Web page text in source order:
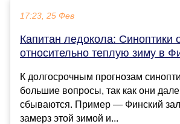
17:23, 25 Фев
Капитан ледокола: Синоптики
относительно теплую зиму в
К долгосрочным прогнозам
большие вопросы, так как они
сбываются. Пример — Финский
замерз этой зимой и...